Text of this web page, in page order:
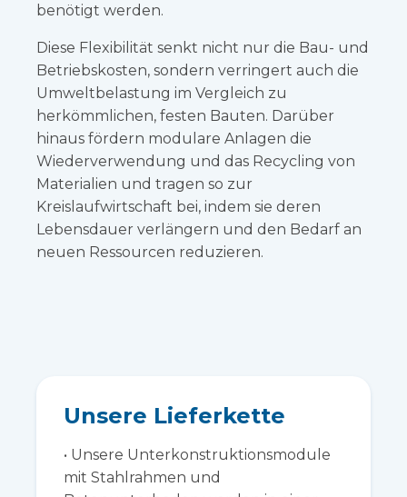
benötigt werden.
Diese Flexibilität senkt nicht nur die Bau- und
Betriebskosten, sondern verringert auch die
Umweltbelastung im Vergleich zu
herkömmlichen, festen Bauten. Darüber
hinaus fördern modulare Anlagen die
Wiederverwendung und das Recycling von
Materialien und tragen so zur
Kreislaufwirtschaft bei, indem sie deren
Lebensdauer verlängern und den Bedarf an
neuen Ressourcen reduzieren.
Unsere Lieferkette
• Unsere Unterkonstruktionsmodule
mit Stahlrahmen und